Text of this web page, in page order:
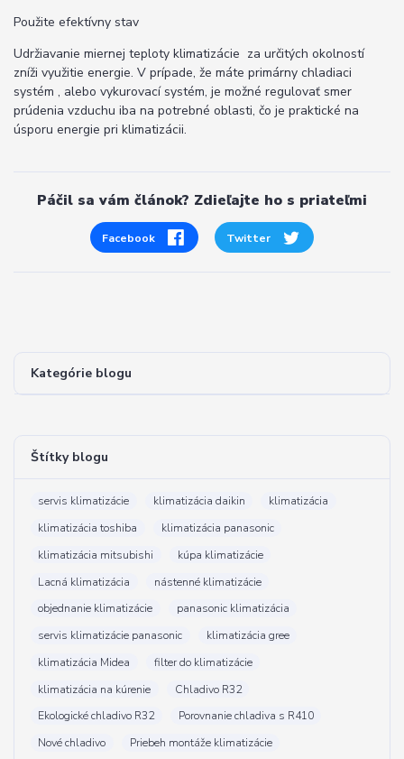
Kategórie blogu
Štítky blogu
servis klimatizácie klimatizácia daikin
klimatizácia
klimatizácia toshiba
klimatizácia panasonic
klimatizácia mitsubishi
kúpa klimatizácie
Lacná klimatizácia
nástenné klimatizácie
objednanie klimatizácie
panasonic klimatizácia
servis klimatizácie panasonic
klimatizácia gree
klimatizácia Midea
filter do klimatizácie
klimatizácia na kúrenie
Chladivo R32
Ekologické chladivo R32
Porovnanie chladiva s R410
Nové chladivo
Priebeh montáže klimatizácie
Použite efektívny stav
Udržiavanie miernej teploty klimatizácie za určitých okolností
zníži využitie energie. V prípade, že máte primárny chladiaci
systém , alebo vykurovací systém, je možné regulovať smer
prúdenia vzduchu iba na potrebné oblasti, čo je praktické na
úsporu energie pri klimatizácii.
Páčil sa vám článok? Zdieľajte ho s priateľmi
Facebook Twitter